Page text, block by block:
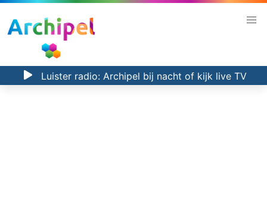
Luister radio: Archipel bij nacht of kijk live TV